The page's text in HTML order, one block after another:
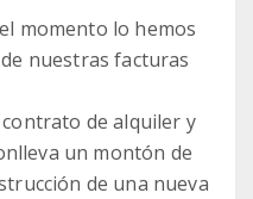
momento lo hemos
nuestras facturas
de alquiler y
un montón de
de una nueva